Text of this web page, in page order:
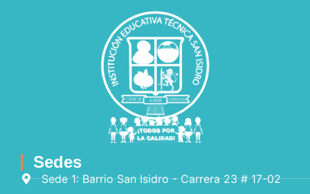
Sedes
Sede 1: Barrio San Isidro - Carrera 23 # 17-02